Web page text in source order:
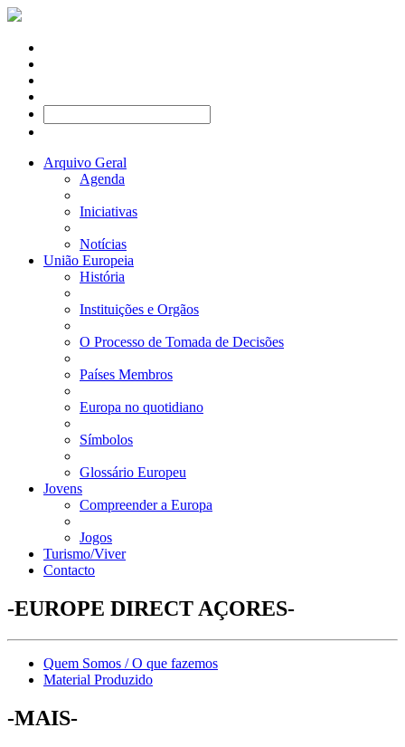
Arquivo Geral
Agenda
Iniciativas
Notícias
União Europeia
História
Instituições e Orgãos
O Processo de Tomada de Decisões
Países Membros
Europa no quotidiano
Símbolos
Glossário Europeu
Jovens
Compreender a Europa
Jogos
Turismo/Viver
Contacto
-EUROPE DIRECT AÇORES-
Quem Somos / O que fazemos
Material Produzido
-MAIS-